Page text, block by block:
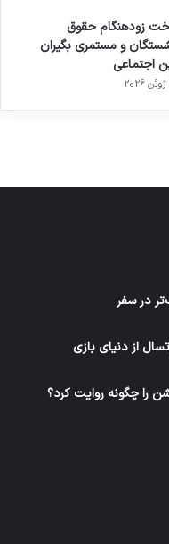
زودهنگام حقوق
و مستمری بگیران
اجتماعی
با طعم
توسط
ژاکت
در
های
2023
توسط
از دنیای بازی
را چگونه روایت کرد؟